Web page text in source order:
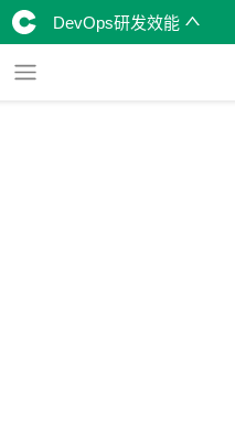
DevOps研发效能